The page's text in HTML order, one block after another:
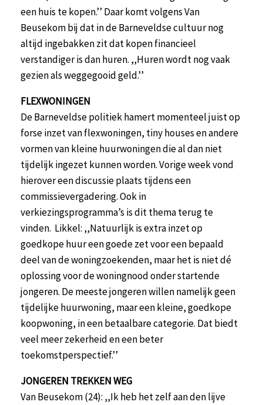
een huis te kopen.’’ Daar komt volgens Van
Beusekom bij dat in de Barneveldse cultuur nog
altijd ingebakken zit dat kopen financieel
verstandiger is dan huren. ,,Huren wordt nog vaak
gezien als weggegooid geld.’’
FLEXWONINGEN
De Barneveldse politiek hamert momenteel juist op
forse inzet van flexwoningen, tiny houses en andere
vormen van kleine huurwoningen die al dan niet
tijdelijk ingezet kunnen worden. Vorige week vond
hierover een discussie plaats tijdens een
commissievergadering. Ook in
verkiezingsprogramma’s is dit thema terug te
vinden. Likkel: ,,Natuurlijk is extra inzet op
goedkope huur een goede zet voor een bepaald
deel van de woningzoekenden, maar het is niet dé
oplossing voor de woningnood onder startende
jongeren. De meeste jongeren willen namelijk geen
tijdelijke huurwoning, maar een kleine, goedkope
koopwoning, in een betaalbare categorie. Dat biedt
veel meer zekerheid en een beter
toekomstperspectief.’’
JONGEREN TREKKEN WEG
Van Beusekom (24): ,,Ik heb het zelf aan den lijve